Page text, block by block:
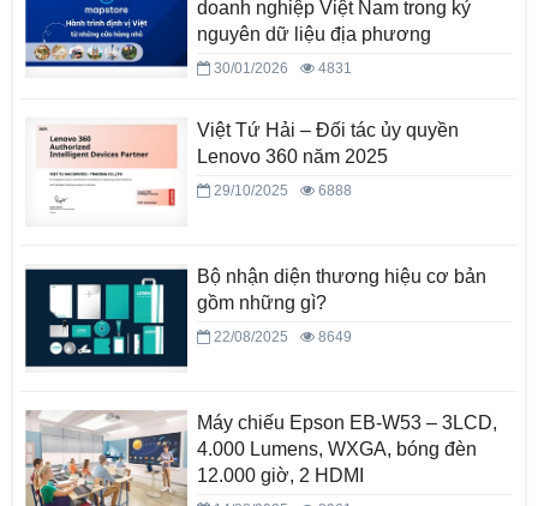
doanh nghiệp Việt Nam trong kỷ
nguyên dữ liệu địa phương
30/01/2026 4831
Việt Tứ Hải – Đối tác ủy quyền
Lenovo 360 năm 2025
29/10/2025 6888
Bộ nhận diện thương hiệu cơ bản
gồm những gì?
22/08/2025 8649
Máy chiếu Epson EB-W53 – 3LCD,
4.000 Lumens, WXGA, bóng đèn
12.000 giờ, 2 HDMI